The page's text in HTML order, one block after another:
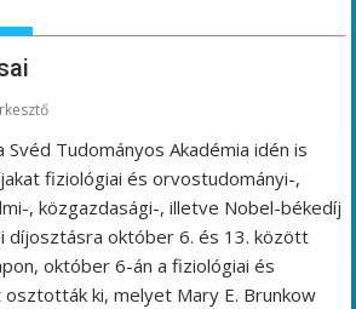
Svéd Tudományos Akadémia idén is
fiziológiai és orvostudományi-,
, közgazdasági-, illetve Nobel-békedíj
díjosztásra október 6. és 13. között
október 6-án a fiziológiai és
ki, melyet Mary E. Brunkow